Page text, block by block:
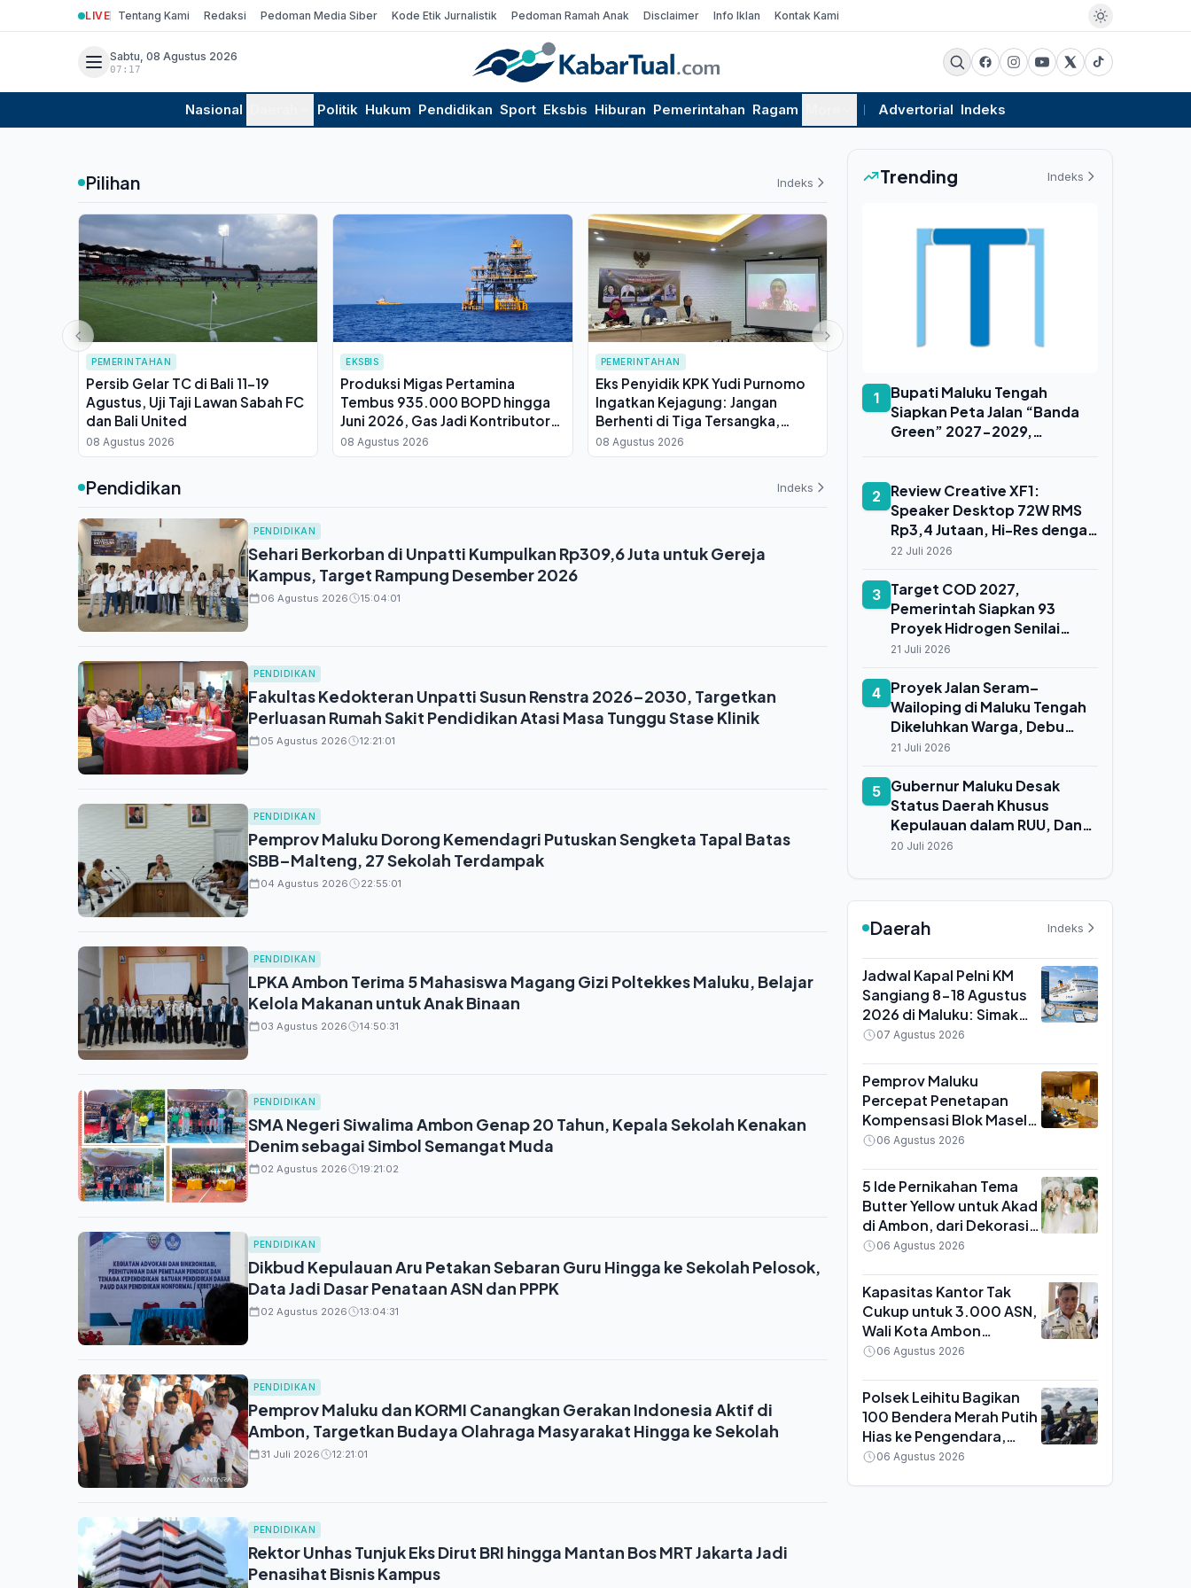
LIVE Tentang Kami Redaksi Pedoman Media Siber Kode Etik Jurnalistik Pedoman Ramah Anak Disclaimer Info Iklan Kontak Kami
Sabtu, 08 Agustus 2026
07:17
Nasional Politik Hukum Pendidikan Sport Eksbis Hiburan Pemerintahan Ragam Advertorial Indeks
Pilihan Indeks
PEMERINTAHAN
Persib Gelar TC di Bali 11-19
Agustus, Uji Taji Lawan Sabah FC
dan Bali United
08 Agustus 2026
EKSBIS
Produksi Migas Pertamina
Tembus 935.000 BOPD hingga
Juni 2026, Gas Jadi Kontributor
Utama
08 Agustus 2026
PEMERINTAHAN
Eks Penyidik KPK Yudi Purnomo
Ingatkan Kejagung: Jangan
Berhenti di Tiga Tersangka,
Bongkar Jaringan Febrie
08 Agustus 2026
Sumur Sungai Anggur-3 SKK
Migas Tembus 6.380 Kaki, Aliran
Minyak dan Gas Mengalir dari
Lapisan Sand-58
Pendidikan Indeks
PENDIDIKAN
Sehari Berkorban di Unpatti Kumpulkan Rp309,6 Juta untuk Gereja
Kampus, Target Rampung Desember 2026
06 Agustus 2026 15:04:01
PENDIDIKAN
Fakultas Kedokteran Unpatti Susun Renstra 2026–2030, Targetkan
Perluasan Rumah Sakit Pendidikan Atasi Masa Tunggu Stase Klinik
05 Agustus 2026 12:21:01
PENDIDIKAN
Pemprov Maluku Dorong Kemendagri Putuskan Sengketa Tapal Batas
SBB–Malteng, 27 Sekolah Terdampak
04 Agustus 2026 22:55:01
PENDIDIKAN
LPKA Ambon Terima 5 Mahasiswa Magang Gizi Poltekkes Maluku, Belajar
Kelola Makanan untuk Anak Binaan
03 Agustus 2026 14:50:31
PENDIDIKAN
SMA Negeri Siwalima Ambon Genap 20 Tahun, Kepala Sekolah Kenakan
Denim sebagai Simbol Semangat Muda
02 Agustus 2026 19:21:02
PENDIDIKAN
Dikbud Kepulauan Aru Petakan Sebaran Guru Hingga ke Sekolah Pelosok,
Data Jadi Dasar Penataan ASN dan PPPK
02 Agustus 2026 13:04:31
PENDIDIKAN
Pemprov Maluku dan KORMI Canangkan Gerakan Indonesia Aktif di
Ambon, Targetkan Budaya Olahraga Masyarakat Hingga ke Sekolah
31 Juli 2026 12:21:01
PENDIDIKAN
Rektor Unhas Tunjuk Eks Dirut BRI hingga Mantan Bos MRT Jakarta Jadi
Penasihat Bisnis Kampus
Trending Indeks
1
Bupati Maluku Tengah
Siapkan Peta Jalan “Banda
Green” 2027-2029,
Berkelanjutan
2
Review Creative XF1:
Speaker Desktop 72W RMS
Rp3,4 Jutaan, Hi-Res dengan
EQ 120 Preset
22 Juli 2026
3 Target COD 2027,
Pemerintah Siapkan 93
Proyek Hidrogen Senilai
Rp32 Triliun
21 Juli 2026
4 Proyek Jalan Seram–
Wailoping di Maluku Tengah
Dikeluhkan Warga, Debu
Ganggu Kesehatan dan
21 Juli 2026
5 Gubernur Maluku Desak
Status Daerah Khusus
Kepulauan dalam RUU, Dana
Alokasi Khusus Jadi Kunci
20 Juli 2026
Daerah Indeks
Jadwal Kapal Pelni KM
Sangiang 8-18 Agustus
2026 di Maluku: Simak
Waktu Tiba di Ambon dan
07 Agustus 2026
Pemprov Maluku
Percepat Penetapan
Kompensasi Blok Masela,
KJPP Mulai Hitung Nilai
Terdampak
06 Agustus 2026
5 Ide Pernikahan Tema
Butter Yellow untuk Akad
di Ambon, dari Dekorasi
hingga Rangkaian Bunga
06 Agustus 2026
Kapasitas Kantor Tak
Cukup untuk 3.000 ASN,
Wali Kota Ambon
Pertahankan WFH di Luar
06 Agustus 2026
Polsek Leihitu Bagikan
100 Bendera Merah Putih
Hias ke Pengendara,
Libatkan Taruna Akpol
06 Agustus 2026